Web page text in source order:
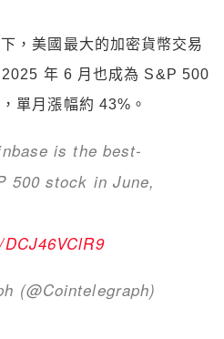
， 美國最大的加密貨幣交易
2025 年 6 月也成為 S&P 500
單月漲幅約 43% 。
is the best-
500 stock in June,
(@Cointelegraph)